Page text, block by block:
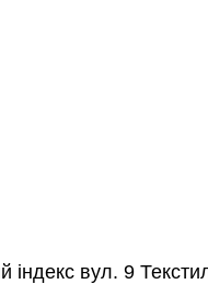
індекс вул. 9